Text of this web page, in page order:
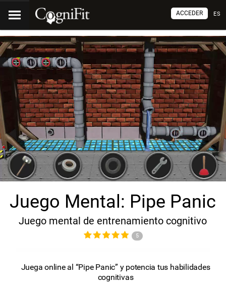
ES
ACCEDER
Juego Mental: Pipe Panic
Juego mental de entrenamiento cognitivo
5
Juega online al “Pipe Panic” y potencia tus habilidades
cognitivas